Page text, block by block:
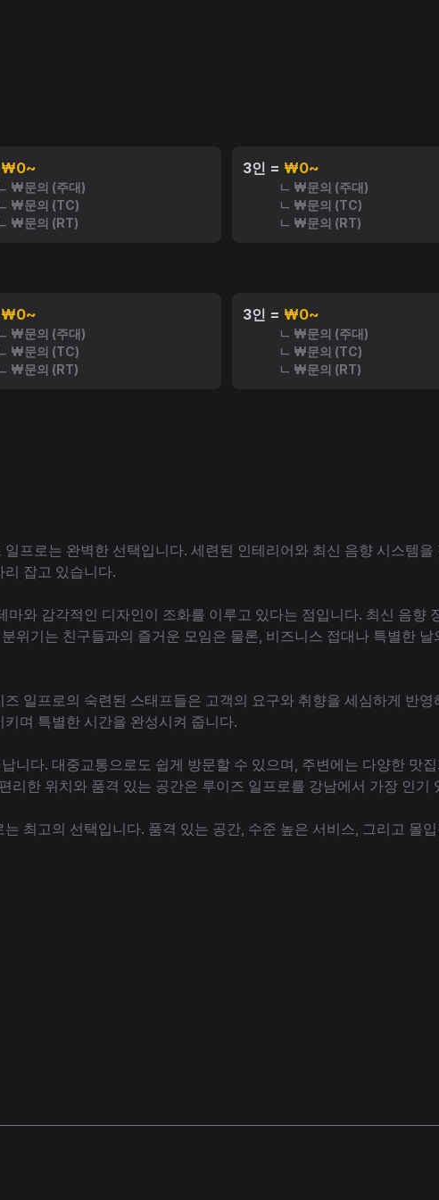
₩0~
₩문의 (주대)
₩문의 (TC)
₩문의 (RT)
3인 = ₩0~
ㄴ ₩문의 (주대)
ㄴ ₩문의 (TC)
ㄴ ₩문의 (RT)
₩0~
₩문의 (주대)
₩문의 (TC)
₩문의 (RT)
3인 = ₩0~
ㄴ ₩문의 (주대)
ㄴ ₩문의 (TC)
ㄴ ₩문의 (RT)
프로는 완벽한 선택입니다. 세련된 인테리어와 최신 음향 시스템
잡고 있습니다.
와 감각적인 디자인이 조화를 이루고 있다는 점입니다. 최신 음향
위기는 친구들과의 즐거운 모임은 물론, 비즈니스 접대나 특별한
일프로의 숙련된 스태프들은 고객의 요구와 취향을 세심하게 반
며 특별한 시간을 완성시켜 줍니다.
니다. 대중교통으로도 쉽게 방문할 수 있으며, 주변에는 다양한 맛
리한 위치와 품격 있는 공간은 루이즈 일프로를 강남에서 가장 인
최고의 선택입니다. 품격 있는 공간, 수준 높은 서비스, 그리고 몰